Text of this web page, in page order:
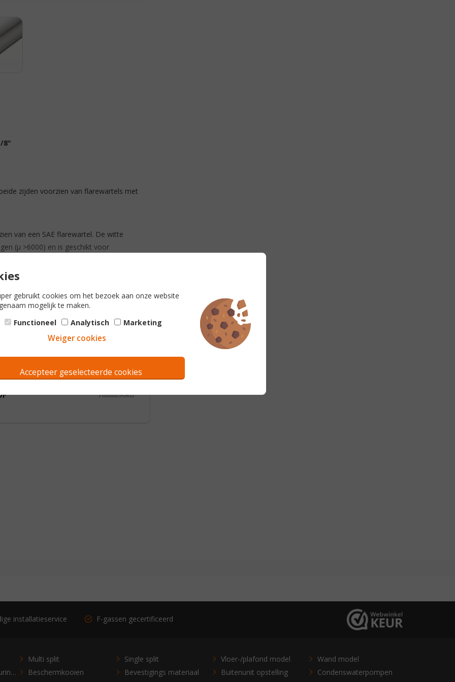
8"
zijden voorzien van flarewartels met
van een SAE flarewartel. De witte
(µ >6000) en is geschikt voor
1688890kb
installatieservice F-gassen gecertificeerd
Multi split Single split Vloer-/plafond model
Wand model
Bedieningen en besturingen
Beschermkooien Bevestigings materiaal Buitenunit opstelling
Condenswaterpompen
gebruikt cookies om het bezoek aan onze website
mogelijk te maken.
Functioneel
Analytisch Marketing
Accepteer geselecteerde cookies
Weiger cookies